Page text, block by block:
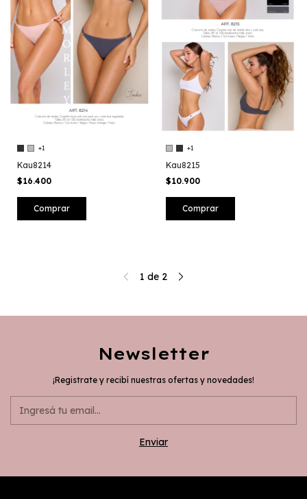
+1
Kau8214
$16.400
Comprar
+1
Kau8215
$10.900
Comprar
1 de 2
Newsletter
¡Registrate y recibí nuestras ofertas y novedades!